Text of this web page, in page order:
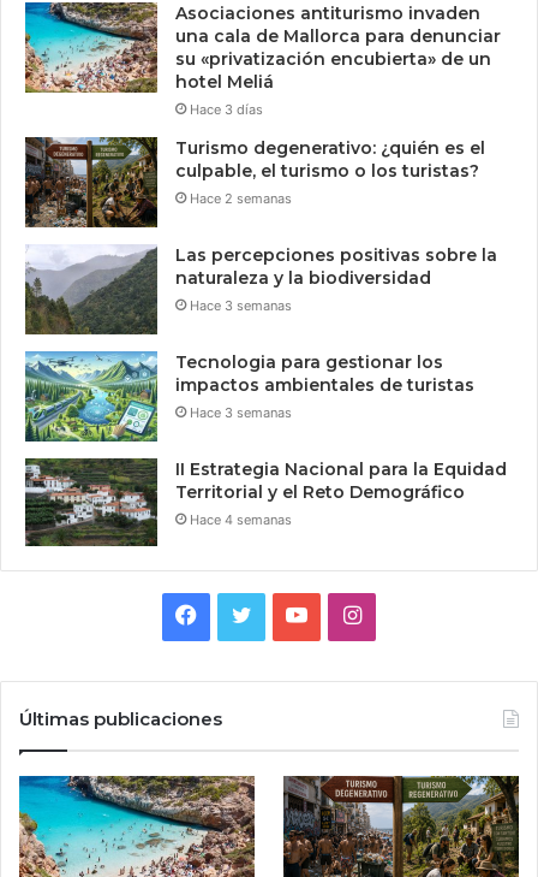
Asociaciones antiturismo invaden
una cala de Mallorca para denunciar
su «privatización encubierta» de un
hotel Meliá
Hace 3 días
Turismo degenerativo: ¿quién es el
culpable, el turismo o los turistas?
Hace 2 semanas
Las percepciones positivas sobre la
naturaleza y la biodiversidad
Hace 3 semanas
Tecnologia para gestionar los
impactos ambientales de turistas
Hace 3 semanas
II Estrategia Nacional para la Equidad
Territorial y el Reto Demográfico
Hace 4 semanas
Facebook
TwitterYouTubeInstagram
Últimas publicaciones